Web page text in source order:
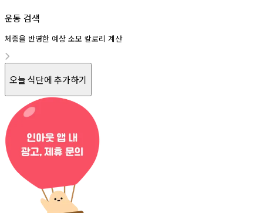
운동 검색
체중을 반영한 예상 소모 칼로리 계산
오늘 식단에 추가하기